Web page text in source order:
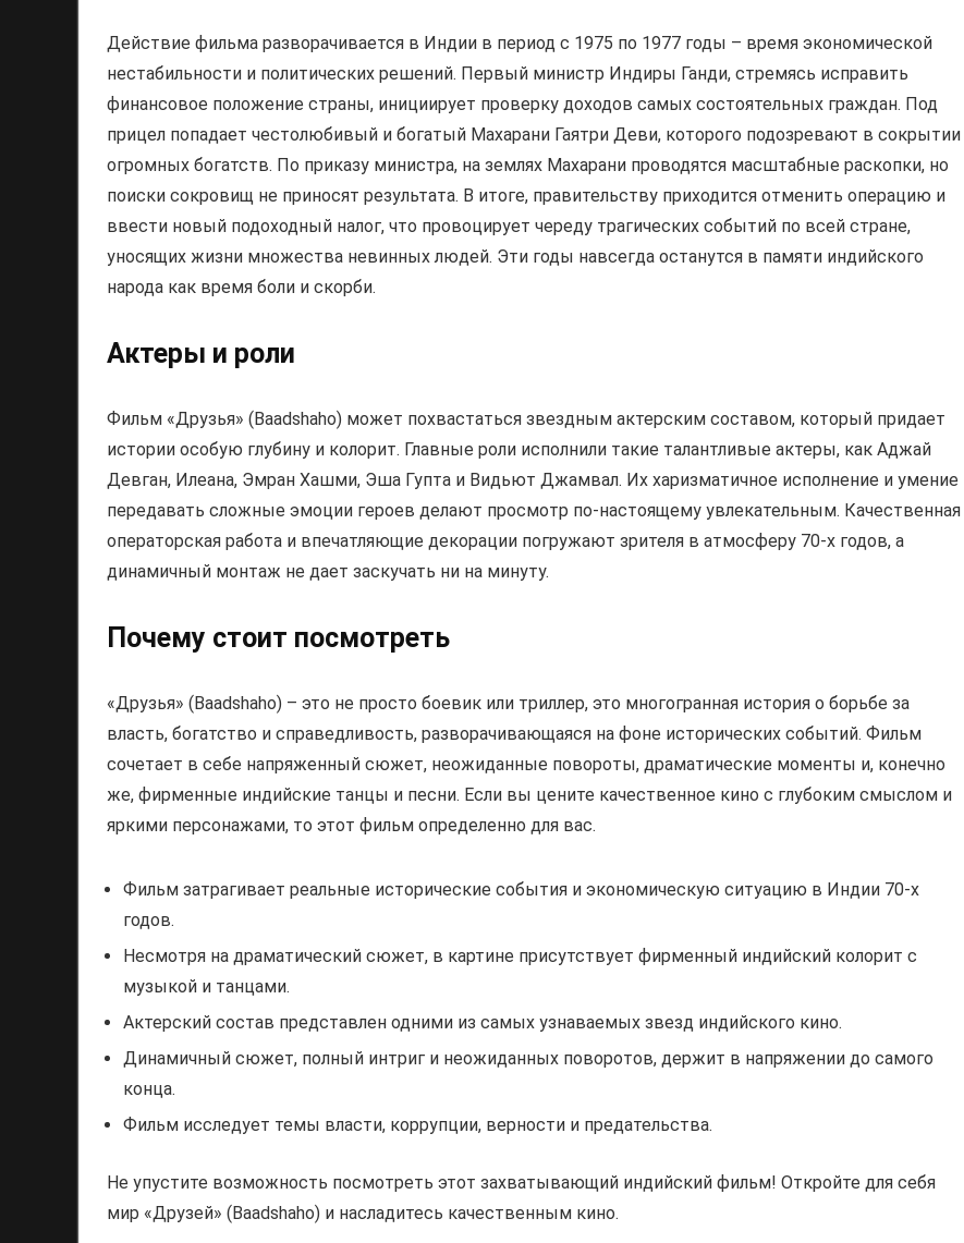
Действие фильма разворачивается в Индии в период с 1975 по 1977 годы – время экономической
нестабильности и политических решений. Первый министр Индиры Ганди, стремясь исправить
финансовое положение страны, инициирует проверку доходов самых состоятельных граждан. Под
прицел попадает честолюбивый и богатый Махарани Гаятри Деви, которого подозревают в сокрытии
огромных богатств. По приказу министра, на землях Махарани проводятся масштабные раскопки, но
поиски сокровищ не приносят результата. В итоге, правительству приходится отменить операцию и
ввести новый подоходный налог, что провоцирует череду трагических событий по всей стране,
уносящих жизни множества невинных людей. Эти годы навсегда останутся в памяти индийского
народа как время боли и скорби.
Актеры и роли
Фильм «Друзья» (Baadshaho) может похвастаться звездным актерским составом, который придает
истории особую глубину и колорит. Главные роли исполнили такие талантливые актеры, как Аджай
Девган, Илеана, Эмран Хашми, Эша Гупта и Видьют Джамвал. Их харизматичное исполнение и умение
передавать сложные эмоции героев делают просмотр по-настоящему увлекательным. Качественная
операторская работа и впечатляющие декорации погружают зрителя в атмосферу 70-х годов, а
динамичный монтаж не дает заскучать ни на минуту.
Почему стоит посмотреть
«Друзья» (Baadshaho) – это не просто боевик или триллер, это многогранная история о борьбе за
власть, богатство и справедливость, разворачивающаяся на фоне исторических событий. Фильм
сочетает в себе напряженный сюжет, неожиданные повороты, драматические моменты и, конечно
же, фирменные индийские танцы и песни. Если вы цените качественное кино с глубоким смыслом и
яркими персонажами, то этот фильм определенно для вас.
Фильм затрагивает реальные исторические события и экономическую ситуацию в Индии 70-х
годов.
Несмотря на драматический сюжет, в картине присутствует фирменный индийский колорит с
музыкой и танцами.
Актерский состав представлен одними из самых узнаваемых звезд индийского кино.
Динамичный сюжет, полный интриг и неожиданных поворотов, держит в напряжении до самого
конца.
Фильм исследует темы власти, коррупции, верности и предательства.
Не упустите возможность посмотреть этот захватывающий индийский фильм! Откройте для себя
мир «Друзей» (Baadshaho) и насладитесь качественным кино.